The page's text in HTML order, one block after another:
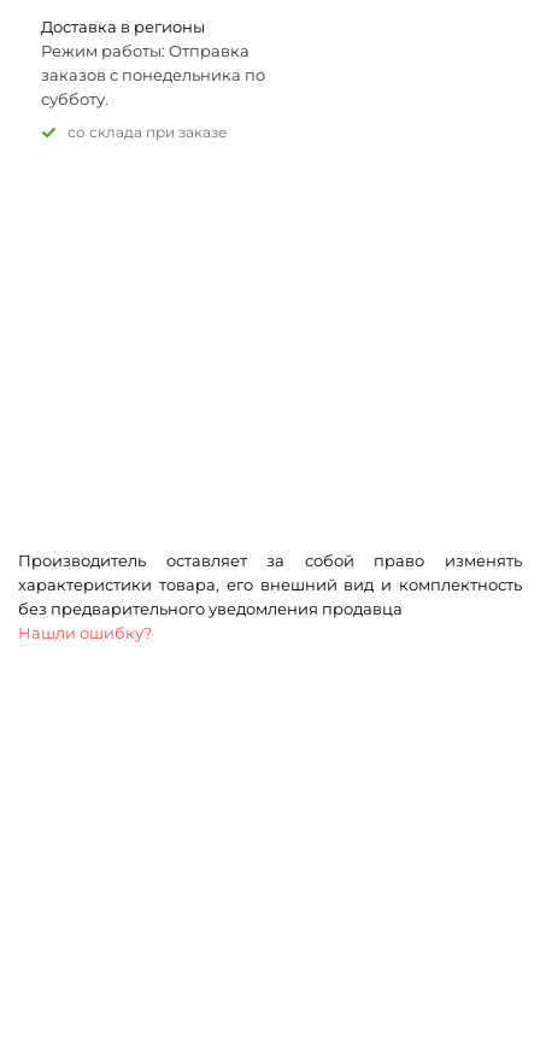
Доставка в регионы
Режим работы: Отправка
заказов с понедельника по
субботу.
Со склада при заказе
Производитель оставляет за собой право изменять
характеристики товара, его внешний вид и комплектность
без предварительного уведомления продавца
Нашли ошибку?